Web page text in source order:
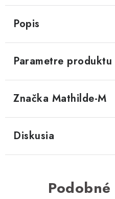
Popis
Parametre produktu
Značka Mathilde-M
Diskusia